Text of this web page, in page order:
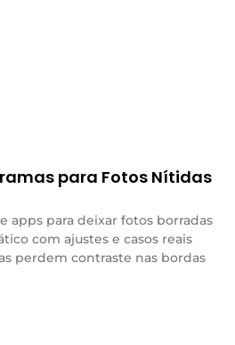
para Fotos Nítidas
apps para deixar fotos borradas
com ajustes e casos reais
perdem contraste nas bordas